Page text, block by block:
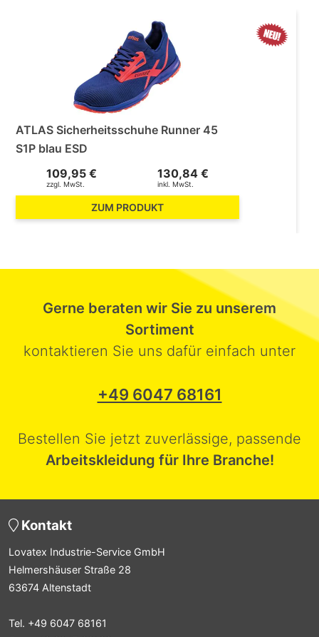
ATLAS Sicherheitsschuhe Runner 45
S1P blau ESD
ZUM PRODUKT
109,95 €
zzgl. MwSt.
130,84 €
inkl. MwSt.
Gerne beraten wir Sie zu unserem
Sortiment
kontaktieren Sie uns dafür einfach unter
+49 6047 68161
Bestellen Sie jetzt zuverlässige, passende
Arbeitskleidung für Ihre Branche!
Kontakt
Lovatex Industrie-Service GmbH
Helmershäuser Straße 28
63674 Altenstadt
Tel. +49 6047 68161